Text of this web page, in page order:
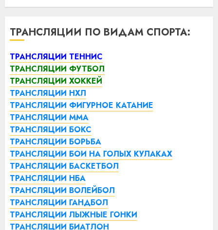
ТРАНСЛЯЦИИ ПО ВИДАМ СПОРТА:
ТРАНСЛЯЦИИ ТЕННИС
ТРАНСЛЯЦИИ ФУТБОЛ
ТРАНСЛЯЦИИ ХОККЕЙ
ТРАНСЛЯЦИИ НХЛ
ТРАНСЛЯЦИИ ФИГУРНОЕ КАТАНИЕ
ТРАНСЛЯЦИИ ММА
ТРАНСЛЯЦИИ БОКС
ТРАНСЛЯЦИИ БОРЬБА
ТРАНСЛЯЦИИ БОИ НА ГОЛЫХ КУЛАКАХ
ТРАНСЛЯЦИИ БАСКЕТБОЛ
ТРАНСЛЯЦИИ НБА
ТРАНСЛЯЦИИ ВОЛЕЙБОЛ
ТРАНСЛЯЦИИ ГАНДБОЛ
ТРАНСЛЯЦИИ ЛЫЖНЫЕ ГОНКИ
ТРАНСЛЯЦИИ БИАТЛОН